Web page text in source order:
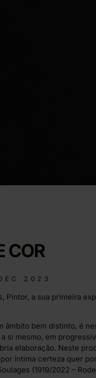
COR
2023
Pintor, a sua primeira
âmbito bem distinto, é
si mesmo, em
elaboração. Neste
íntima certeza quer
(1919/2022 –